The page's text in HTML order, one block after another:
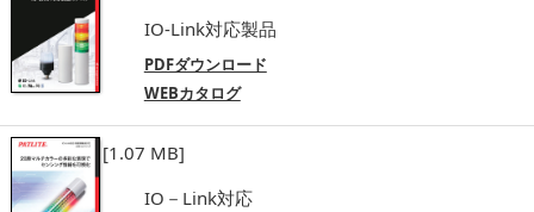
IO-Link対応製品
PDFダウンロード
WEBカタログ
[1.07 MB]
IO－Link対応